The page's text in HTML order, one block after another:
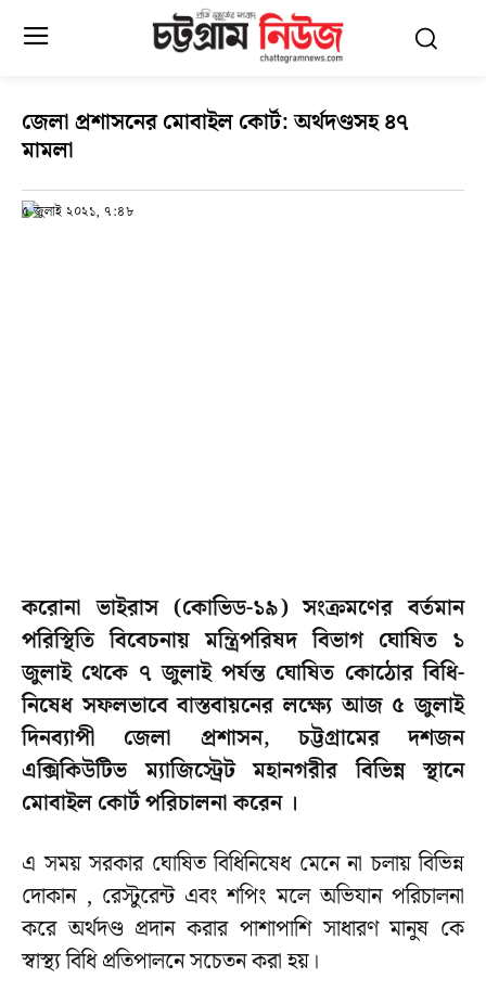
জেলা প্রশাসনের মোবাইল কোর্ট: অর্থদণ্ডসহ ৪৭
মামলা
৫ জুলাই ২০২১, ৭:৪৮
করোনা ভাইরাস (কোভিড-১৯) সংক্রমণের বর্তমান
পরিস্থিতি বিবেচনায় মন্ত্রিপরিষদ বিভাগ ঘোষিত ১
জুলাই থেকে ৭ জুলাই পর্যন্ত ঘোষিত কোঠোর বিধি-
নিষেধ সফলভাবে বাস্তবায়নের লক্ষ্যে আজ ৫ জুলাই
দিনব্যাপী জেলা প্রশাসন, চট্টগ্রামের দশজন
এক্সিকিউটিভ ম্যাজিস্ট্রেট মহানগরীর বিভিন্ন স্থানে
মোবাইল কোর্ট পরিচালনা করেন ।
এ সময় সরকার ঘোষিত বিধিনিষেধ মেনে না চলায় বিভিন্ন
দোকান , রেস্টুরেন্ট এবং শপিং মলে অভিযান পরিচালনা
করে অর্থদণ্ড প্রদান করার পাশাপাশি সাধারণ মানুষ কে
স্বাস্থ্য বিধি প্রতিপালনে সচেতন করা হয়।